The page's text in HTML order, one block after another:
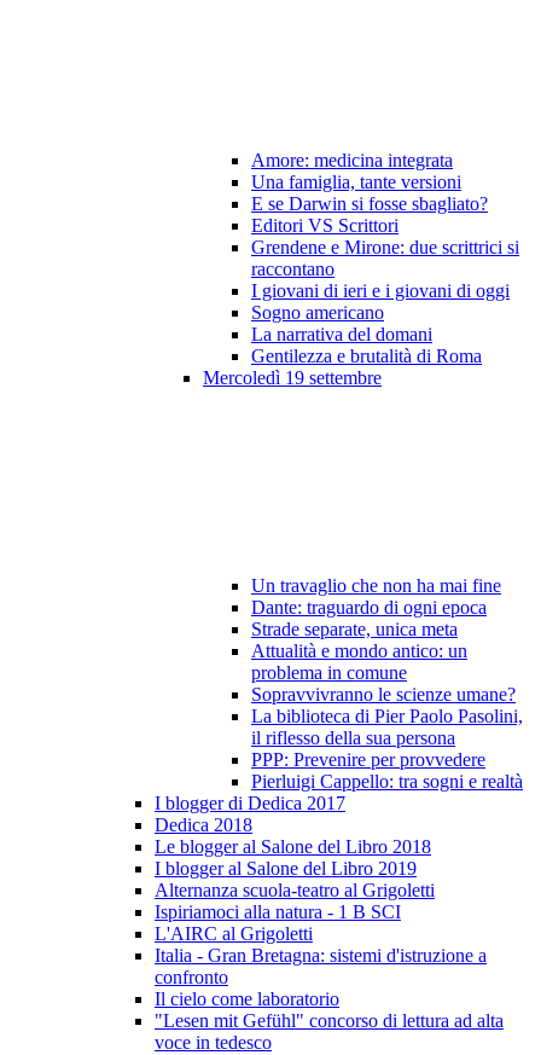
Amore: medicina integrata
Una famiglia, tante versioni
E se Darwin si fosse sbagliato?
Editori VS Scrittori
Grendene e Mirone: due scrittrici si
raccontano
I giovani di ieri e i giovani di oggi
Sogno americano
La narrativa del domani
Gentilezza e brutalità di Roma
Mercoledì 19 settembre
Un travaglio che non ha mai fine
Dante: traguardo di ogni epoca
Strade separate, unica meta
Attualità e mondo antico: un
problema in comune
Sopravvivranno le scienze umane?
La biblioteca di Pier Paolo Pasolini,
il riflesso della sua persona
PPP: Prevenire per provvedere
Pierluigi Cappello: tra sogni e realtà
I blogger di Dedica 2017
Dedica 2018
Le blogger al Salone del Libro 2018
I blogger al Salone del Libro 2019
Alternanza scuola-teatro al Grigoletti
Ispiriamoci alla natura - 1 B SCI
L'AIRC al Grigoletti
Italia - Gran Bretagna: sistemi d'istruzione a
confronto
Il cielo come laboratorio
"Lesen mit Gefühl" concorso di lettura ad alta
voce in tedesco